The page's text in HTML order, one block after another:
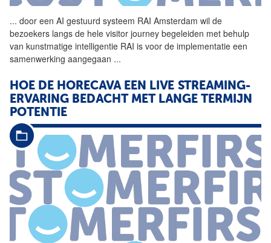
... door een AI gestuurd systeem RAI Amsterdam wil de
bezoekers langs de hele visitor journey begeleiden met behulp
van kunstmatige intelligentie RAI is voor de implementatie een
samenwerking aangegaan ...
HOE DE HORECAVA EEN LIVE STREAMING-
ERVARING BEDACHT MET LANGE TERMIJN
POTENTIE